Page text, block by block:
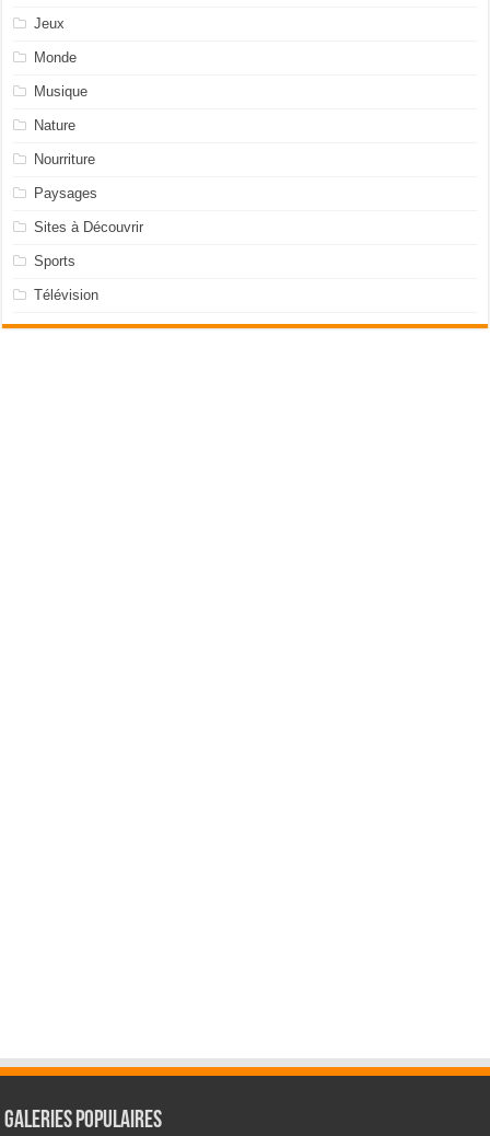
Jeux
Monde
Musique
Nature
Nourriture
Paysages
Sites à Découvrir
Sports
Télévision
Galeries Populaires